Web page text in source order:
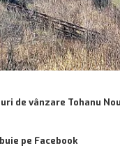
de vânzare Tohanu Nou
pe Facebook